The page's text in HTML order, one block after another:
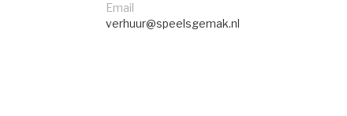
Email
verhuur@speelsgemak.nl